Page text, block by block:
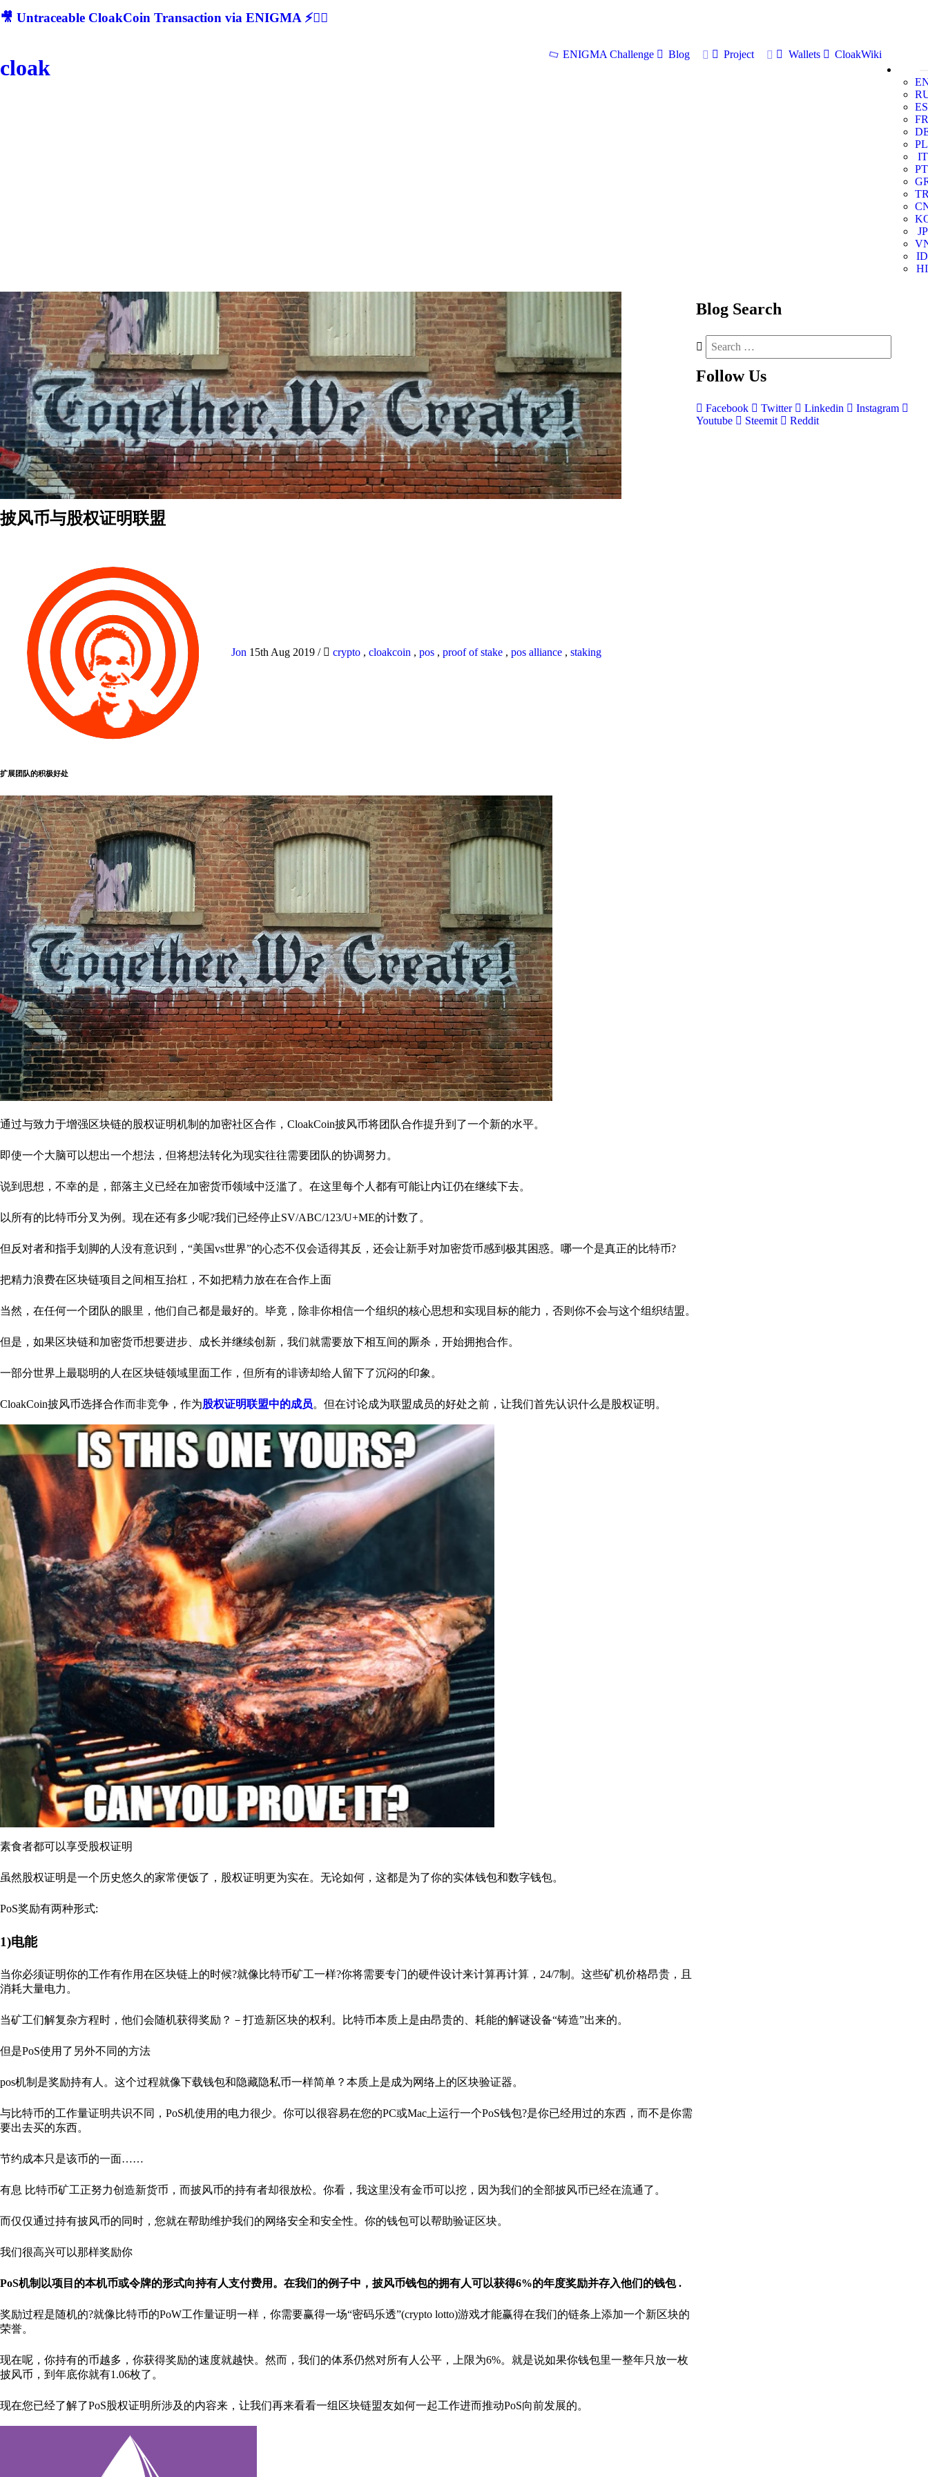
🎥 Untraceable CloakCoin Transaction via ENIGMA ⚡🕵‍♂
cloak
ENIGMA Challenge Blog Project Wallets
CloakWiki
ES
FR
PL
IT
PT
JP
ID
HI
披风币与股权证明联盟
Jon 15th Aug 2019 / crypto , cloakcoin , pos , proof of stake , pos alliance , staking
扩展团队的积极好处
通过与致力于增强区块链的股权证明机制的加密社区合作，CloakCoin披风币将团队合作提升到了一个新的水平。
即使一个大脑可以想出一个想法，但将想法转化为现实往往需要团队的协调努力。
说到思想，不幸的是，部落主义已经在加密货币领域中泛滥了。在这里每个人都有可能让内讧仍在继续下去。
以所有的比特币分叉为例。现在还有多少呢?我们已经停止SV/ABC/123/U+ME的计数了。
但反对者和指手划脚的人没有意识到，“美国vs世界”的心态不仅会适得其反，还会让新手对加密货币感到极其困惑。哪一个是真正的比特币?
把精力浪费在区块链项目之间相互抬杠，不如把精力放在在合作上面
当然，在任何一个团队的眼里，他们自己都是最好的。毕竟，除非你相信一个组织的核心思想和实现目标的能力，否则你不会与这个组织结盟。
但是，如果区块链和加密货币想要进步、成长并继续创新，我们就需要放下相互间的厮杀，开始拥抱合作。
一部分世界上最聪明的人在区块链领域里面工作，但所有的诽谤却给人留下了沉闷的印象。
CloakCoin披风币选择合作而非竞争，作为股权证明联盟中的成员。但在讨论成为联盟成员的好处之前，让我们首先认识什么是股权证明。
素食者都可以享受股权证明
虽然股权证明是一个历史悠久的家常便饭了，股权证明更为实在。无论如何，这都是为了你的实体钱包和数字钱包。
PoS奖励有两种形式:
1)电能
当你必须证明你的工作有作用在区块链上的时候?就像比特币矿工一样?你将需要专门的硬件设计来计算再计算，24/7制。这些矿机价格昂贵，且
消耗大量电力。
当矿工们解复杂方程时，他们会随机获得奖励？－打造新区块的权利。比特币本质上是由昂贵的、耗能的解谜设备“铸造”出来的。
但是PoS使用了另外不同的方法
pos机制是奖励持有人。这个过程就像下载钱包和隐藏隐私币一样简单？本质上是成为网络上的区块验证器。
与比特币的工作量证明共识不同，PoS机使用的电力很少。你可以很容易在您的PC或Mac上运行一个PoS钱包?是你已经用过的东西，而不是你需
要出去买的东西。
节约成本只是该币的一面……
有息 比特币矿工正努力创造新货币，而披风币的持有者却很放松。你看，我这里没有金币可以挖，因为我们的全部披风币已经在流通了。
而仅仅通过持有披风币的同时，您就在帮助维护我们的网络安全和安全性。你的钱包可以帮助验证区块。
我们很高兴可以那样奖励你
PoS机制以项目的本机币或令牌的形式向持有人支付费用。在我们的例子中，披风币钱包的拥有人可以获得6%的年度奖励并存入他们的钱包 .
奖励过程是随机的?就像比特币的PoW工作量证明一样，你需要赢得一场“密码乐透”(crypto lotto)游戏才能赢得在我们的链条上添加一个新区块的
荣誉。
现在呢，你持有的币越多，你获得奖励的速度就越快。然而，我们的体系仍然对所有人公平，上限为6%。就是说如果你钱包里一整年只放一枚
披风币，到年底你就有1.06枚了。
现在您已经了解了PoS股权证明所涉及的内容来，让我们再来看看一组区块链盟友如何一起工作进而推动PoS向前发展的。
Blog Search
Follow Us
Facebook Twitter Linkedin
Instagram
Youtube
Steemit Reddit